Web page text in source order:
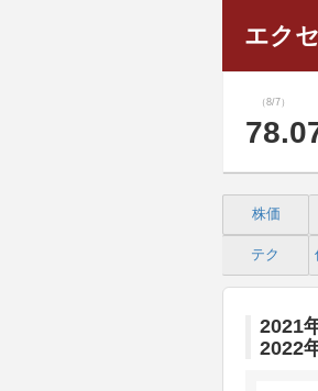
エク
（8/7）
株価
テク
2021
2022